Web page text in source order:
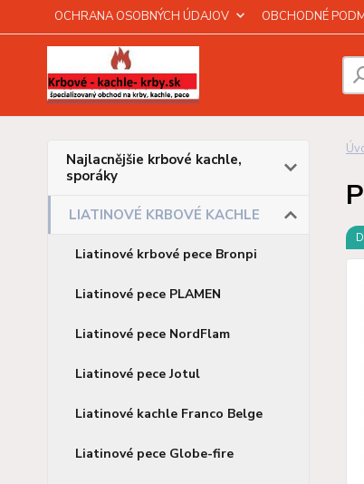
OCHRANA OSOBNÝCH ÚDAJOV OBCHODNÉ
Najlacnějšie krbové kachle,
sporáky
LIATINOVÉ KRBOVÉ KACHLE
Liatinové krbové pece Bronpi
Liatinové pece PLAMEN
Liatinové pece NordFlam
Liatinové pece Jotul
Liatinové kachle Franco Belge
Liatinové pece Globe-fire